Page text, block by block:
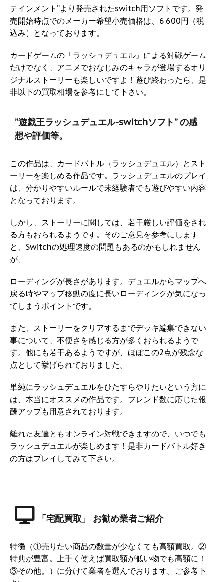
テインメント”より発売されたswitch用ソフトです。発
売開始時点でのメーカー希望小売価格は、6,600円（税
込み）となっております。
カードゲームの「ラッシュデュエル」による対戦ゲーム
だけでなく、アニメでおなじみのキャラが登場するオリ
ジナルストーリーも楽しいですよ！遊び終わったら、是
非以下の買取相場を参考にして下さい。
”遊戯王ラッシュデュエル-switchソフト” の感
想や評価等。
この作品は、カードバトル（ラッシュデュエル）とスト
ーリーを楽しめる作品です。ラッシュデュエルのプレイ
は、分かりやすいルールで未経験者でも遊びやすい内容
となっております。
しかし、ストーリーに関しては、若干厳しい評価をされ
る方もおられるようです。そのご意見を参考にします
と、Switchの処理速度の問題もあるのかもしれません
が、
ローディングが長さがあります。デュエルからマップへ
戻る時やマップ移動の度に長いローディングが気になっ
てしまうポイントです。
また、ストーリーをクリアするまでデッキ編集できない
事について、不便さを感じる方が多くおられるようで
す。他にも若干あるようですが、ほぼこの2点が残念な
点として挙げられておりました。
単純にラッシュデュエルをひたすらやりたいという方に
は、本当にオススメの作品です。フレンド数に応じた報
酬アップも用意されております。
離れた友達ともオンライン対戦できますので、いつでも
ラッシュデュエルが楽しめます！是非カードバトル好き
の方はプレイしてみて下さい。
「宅配買取」 お勧め業者ご紹介
特徴（①売りたい商品の数量が少なくても高額買取。②
特典が豊富。上手く使えば買取額が低い物でも高額に！
③その他。）に分けて業者を選んでおります。ご参考下